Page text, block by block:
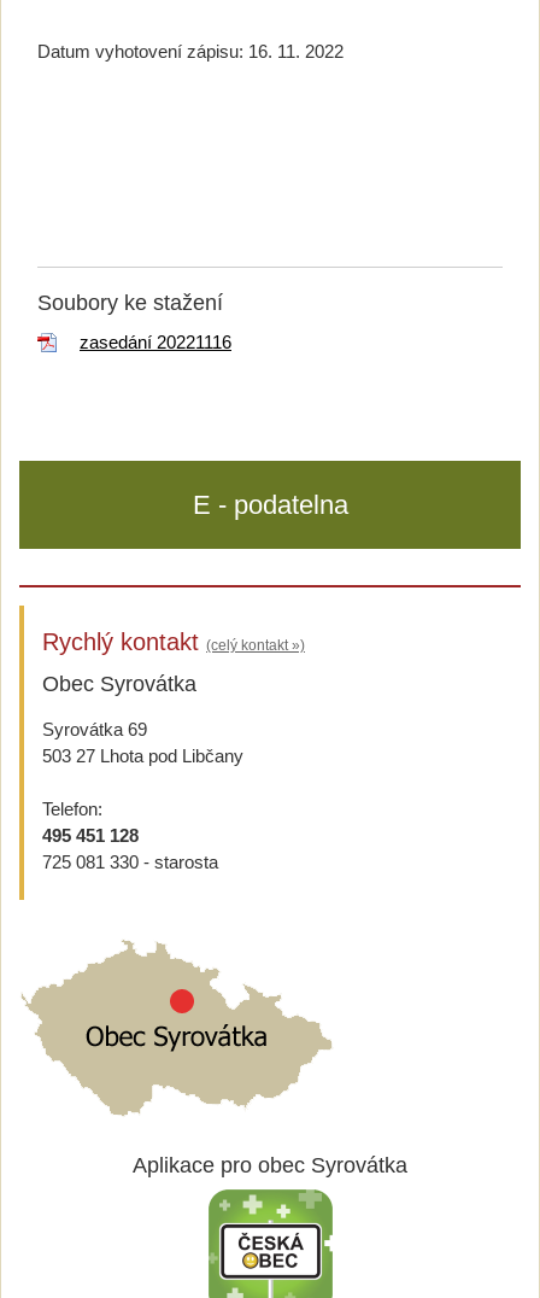
Datum vyhotovení zápisu: 16. 11. 2022
Soubory ke stažení
zasedání 20221116
E - podatelna
Rychlý kontakt (celý kontakt »)
Obec Syrovátka
Syrovátka 69
503 27 Lhota pod Libčany
Telefon:
495 451 128
725 081 330 - starosta
Aplikace pro obec Syrovátka